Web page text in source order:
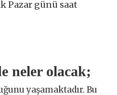
Pazar günü saat
neler olacak;
yaşamaktadır. Bu